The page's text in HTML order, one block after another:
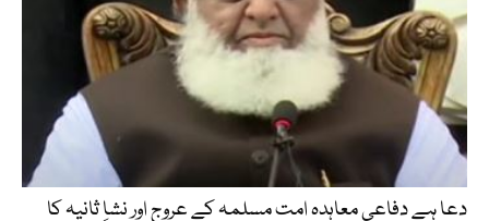
دعا ہے دفاعی معاہدہ امت مسلمہ کے عروج اور نشاِ ثانیہ کا